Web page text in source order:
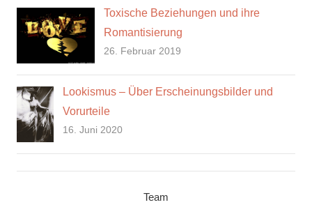
Toxische Beziehungen und ihre
Romantisierung
26. Februar 2019
Lookismus – Über Erscheinungsbilder und
Vorurteile
16. Juni 2020
Team